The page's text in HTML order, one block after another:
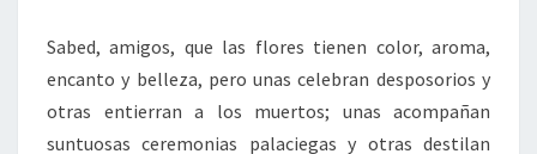
Sabed, amigos, que las flores tienen color, aroma,
encanto y belleza, pero unas celebran desposorios y
otras entierran a los muertos; unas acompañan
suntuosas ceremonias palaciegas y otras destilan